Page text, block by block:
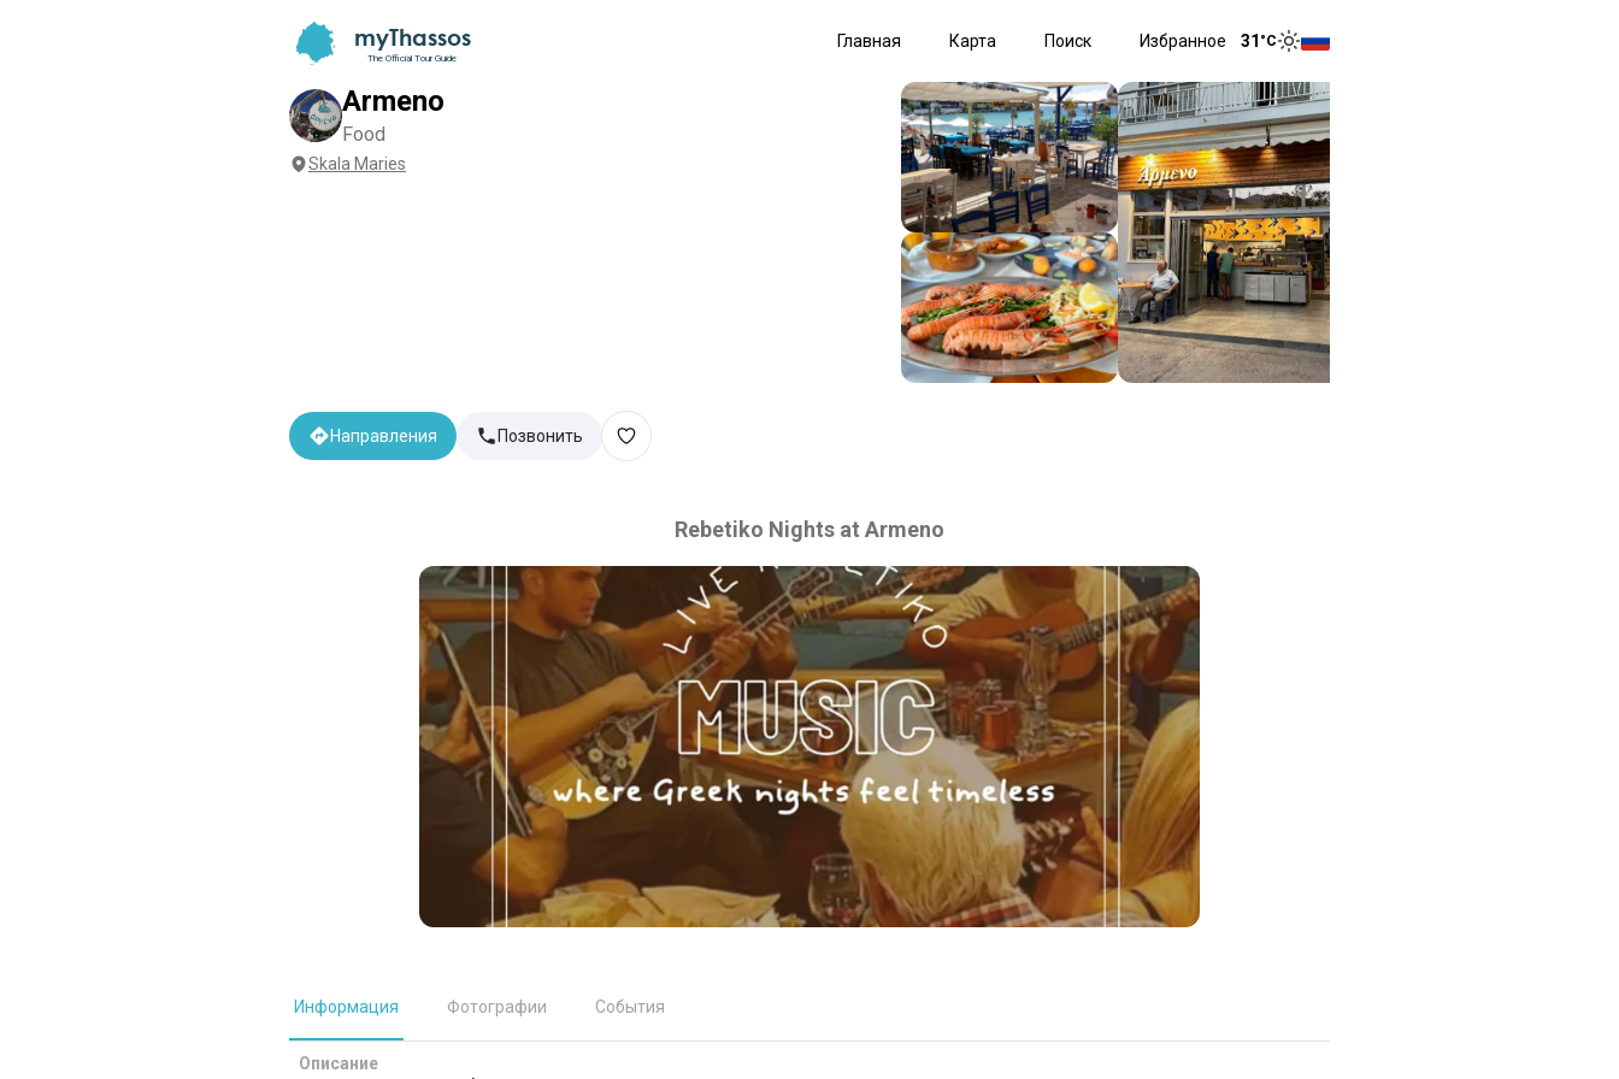
myThassos
The Official Tour Guide
Главная Карта Поиск Избранное 31 °C
Armeno
Food
Skala Maries
Направления Позвонить
Rebetiko Nights at Armeno
Информация Фотографии События
Описание